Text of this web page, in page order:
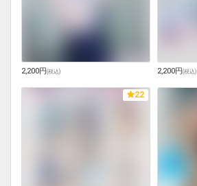
2,200円(税込) 2,200円(税込)
22